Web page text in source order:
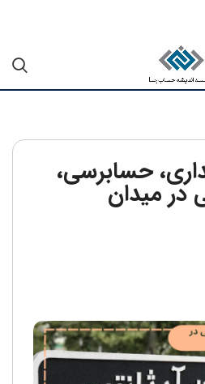
حسابرسی،
در میدان